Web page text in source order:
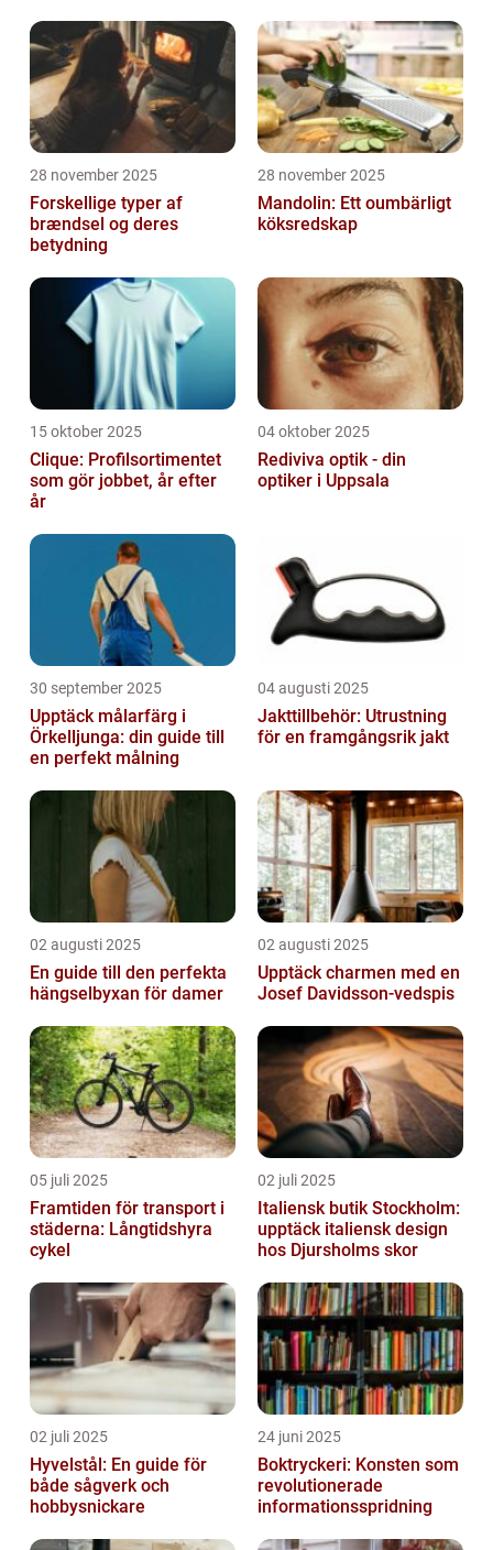
28 november 2025
Forskellige typer af
brændsel og deres
betydning
28 november 2025
Mandolin: Ett oumbärligt
köksredskap
15 oktober 2025
Clique: Profilsortimentet
som gör jobbet, år efter
år
04 oktober 2025
Rediviva optik - din
optiker i Uppsala
30 september 2025
Upptäck målarfärg i
Örkelljunga: din guide till
en perfekt målning
04 augusti 2025
Jakttillbehör: Utrustning
för en framgångsrik jakt
02 augusti 2025
En guide till den perfekta
hängselbyxan för damer
02 augusti 2025
Upptäck charmen med en
Josef Davidsson-vedspis
05 juli 2025
Framtiden för transport i
städerna: Långtidshyra
cykel
02 juli 2025
Italiensk butik Stockholm:
upptäck italiensk design
hos Djursholms skor
02 juli 2025
Hyvelstål: En guide för
både sågverk och
hobbysnickare
24 juni 2025
Boktryckeri: Konsten som
revolutionerade
informationsspridning